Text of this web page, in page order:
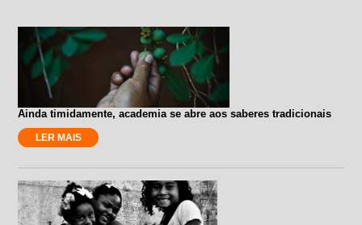
Ainda timidamente, academia se abre aos saberes tradicionais
LER MAIS